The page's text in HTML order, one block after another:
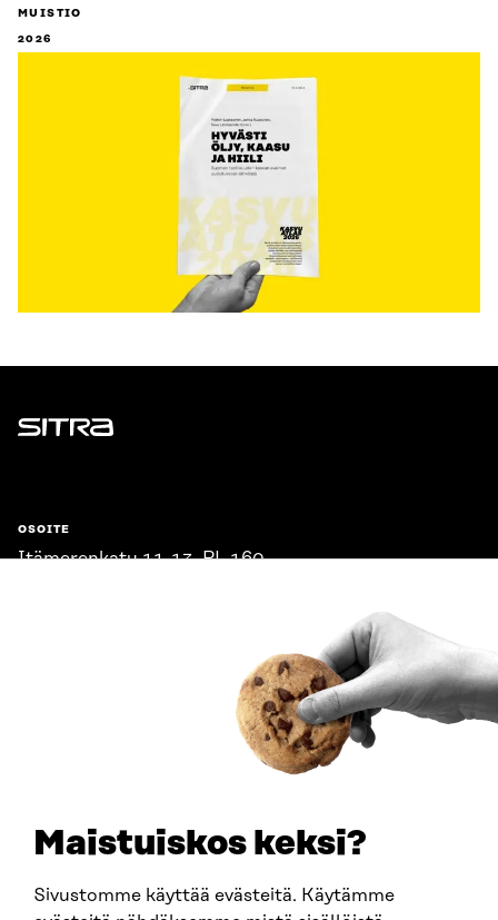
Maistuiskos keksi?
Sivustomme käyttää evästeitä. Käytämme
MUISTIO
2026
Sitra
OSOITE
Itämerenkatu 11-13, PL 160,
SITRA SOSIAALISESSA MEDIASSA